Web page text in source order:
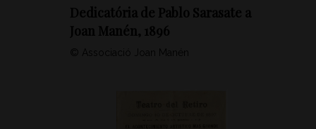
Dedicatória de Pablo Sarasate a
Joan Manén, 1896
© Associació Joan Manén